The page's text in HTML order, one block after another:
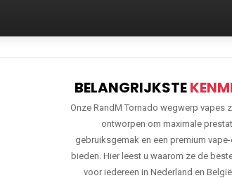
BELANGRIJKSTE
Onze RandM Tornado wegwerp vapes
ontworpen om maximale
gebruiksgemak en een premium
bieden. Hier leest u waarom ze de
voor iedereen in Nederland en